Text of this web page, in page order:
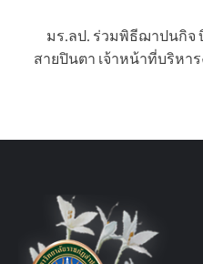
มร.ลป. ร่วมพิธีฌาปนกิจ
สายปินตา เจ้าหน้าที่บริหา